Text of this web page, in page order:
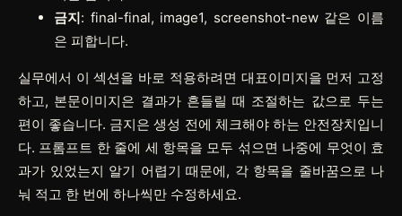
금지: final-final, image1, screenshot-new 같은 이름
은 피합니다.
실무에서 이 섹션을 바로 적용하려면 대표이미지을 먼저 고정
하고, 본문이미지은 결과가 흔들릴 때 조절하는 값으로 두는
편이 좋습니다. 금지은 생성 전에 체크해야 하는 안전장치입니
다. 프롬프트 한 줄에 세 항목을 모두 섞으면 나중에 무엇이 효
과가 있었는지 알기 어렵기 때문에, 각 항목을 줄바꿈으로 나
눠 적고 한 번에 하나씩만 수정하세요.